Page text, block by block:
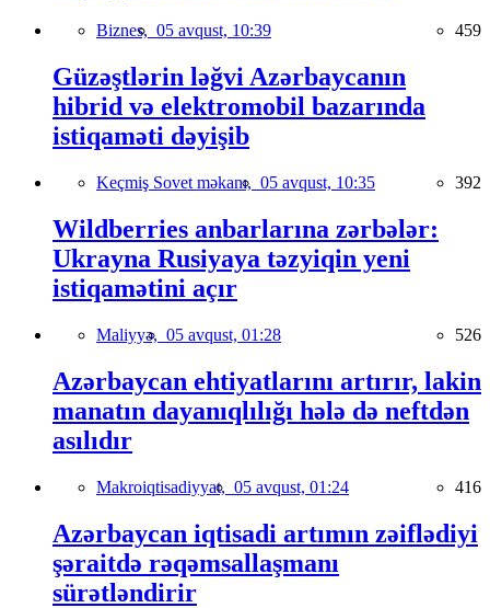
Biznes, 05 avqust, 10:39 459
Güzəştlərin ləğvi Azərbaycanın
hibrid və elektromobil bazarında
istiqaməti dəyişib
Keçmiş Sovet məkanı, 05 avqust, 10:35 392
Wildberries anbarlarına zərbələr:
Ukrayna Rusiyaya təzyiqin yeni
istiqamətini açır
Maliyyə, 05 avqust, 01:28 526
Azərbaycan ehtiyatlarını artırır, lakin
manatın dayanıqlılığı hələ də neftdən
asılıdır
Makroiqtisadiyyat, 05 avqust, 01:24 416
Azərbaycan iqtisadi artımın zəiflədiyi
şəraitdə rəqəmsallaşmanı
sürətləndirir